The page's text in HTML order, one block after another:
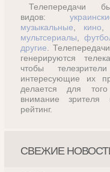
Телепередачи
видов:
музыкальные
кино
мультсериалы
другие .
генерируются
чтобы
интересующие их
делается для
внимание зрителя
рейтинг.
СВЕЖИЕ